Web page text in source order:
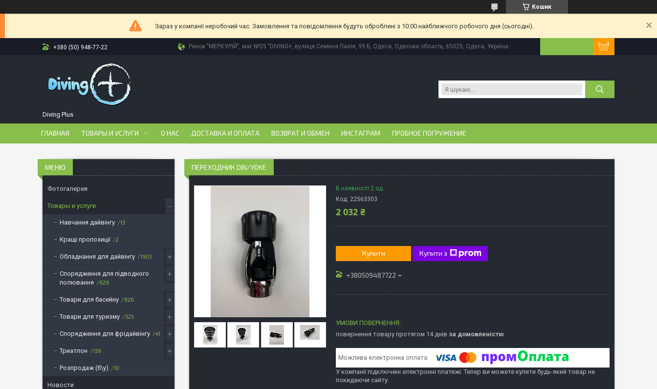
Кошик
Зараз у компанії неробочий час. Замовлення та повідомлення будуть оброблені з 10:00 найближчого робочого дня (сьогодні).
+380 (50) 948-77-22 Ринок "МЕРКУРІЙ", маг.№25 "DIVING+, вулиця Семена Палія, 99 Б, Одеса, Одеська область, 65025, Одеса, Україна
Diving Plus
ГЛАВНАЯ ТОВАРЫ И УСЛУГИ О НАС ДОСТАВКА И ОПЛАТА ВОЗВРАТ И ОБМЕН ИНСТАГРАМ ПРОБНОЕ ПОГРУЖЕНИЕ
ПЕРЕХОДНИК DIN/YOKE
В наявності 2 од.
Код: 22563303
2 032 ₴
Купити Купити з
+380509487722
повернення товару протягом 14 днів за домовленістю
У компанії підключені електронні платежі. Тепер ви можете купити будь-який товар не
покидаючи сайту.
Фотогалерея
Товары и услуги
Навчання дайвінгу 13
Кращі пропозиції 2
Обладнання для дайвінгу 1905
Спорядження для підводного
полювання
629
Товари для басейну 826
Товари для туризму 325
Спорядження для фрідайвінгу 41
Триатлон 139
Розпродаж (б\у) 10
Новости